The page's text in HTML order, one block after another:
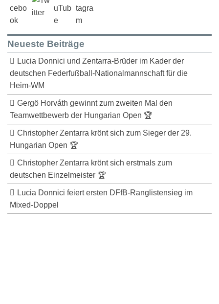
Neueste Beiträge
Lucia Donnici und Zentarra-Brüder im Kader der
deutschen Federfußball-Nationalmannschaft für die
Heim-WM
Gergö Horváth gewinnt zum zweiten Mal den
Teamwettbewerb der Hungarian Open 🏆
Christopher Zentarra krönt sich zum Sieger der 29.
Hungarian Open 🏆
Christopher Zentarra krönt sich erstmals zum
deutschen Einzelmeister 🏆
Lucia Donnici feiert ersten DFfB-Ranglistensieg im
Mixed-Doppel